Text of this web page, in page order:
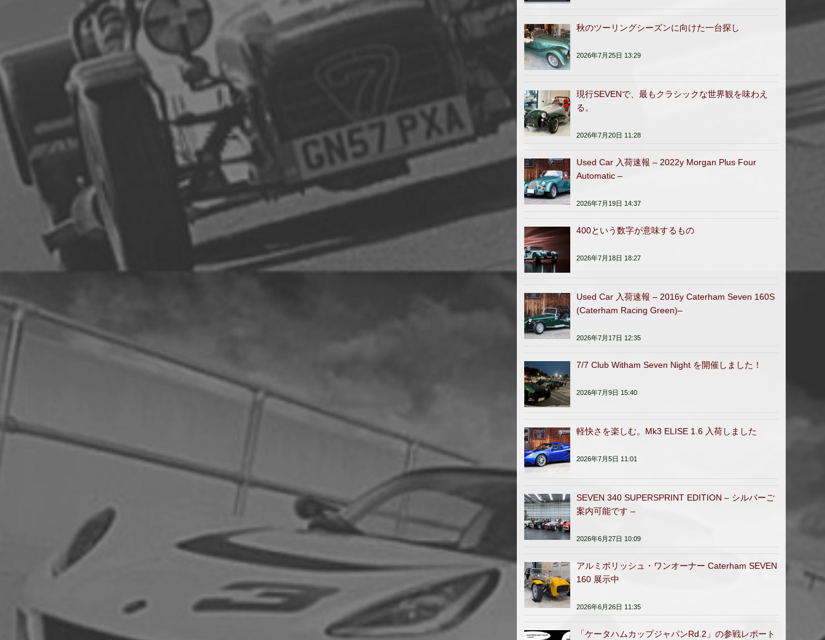
秋のツーリングシーズンに向けた一台探し
2026年7月25日 13:29
現行SEVENで、最もクラシックな世界観を味わえ
る。
2026年7月20日 11:28
Used Car 入荷速報 – 2022y Morgan Plus Four
Automatic –
2026年7月19日 14:37
400という数字が意味するもの
2026年7月18日 18:27
Used Car 入荷速報 – 2016y Caterham Seven 160S
(Caterham Racing Green)–
2026年7月17日 12:35
7/7 Club Witham Seven Night を開催しました！
2026年7月9日 15:40
軽快さを楽しむ。Mk3 ELISE 1.6 入荷しました
2026年7月5日 11:01
SEVEN 340 SUPERSPRINT EDITION – シルバーご
案内可能です –
2026年6月27日 10:09
アルミポリッシュ・ワンオーナー Caterham SEVEN
160 展示中
2026年6月26日 11:35
「ケータハムカップジャパンRd.2」の参戦レポート